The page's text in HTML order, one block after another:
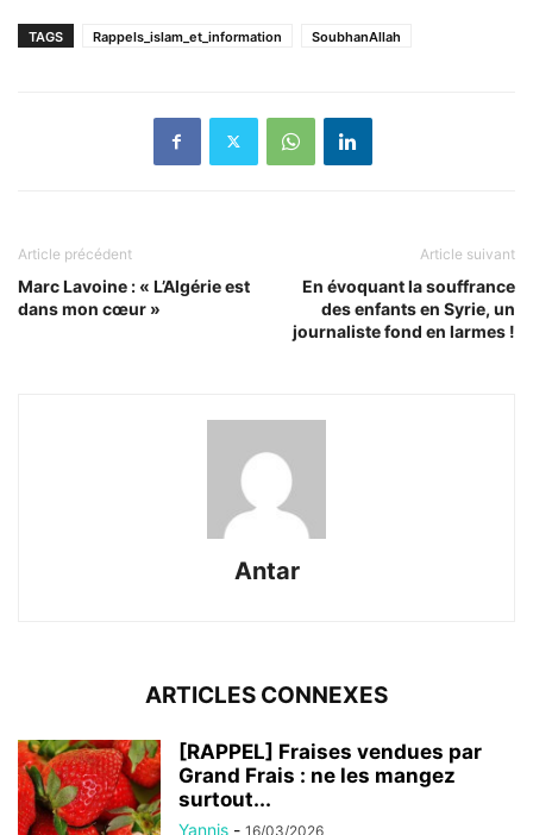
TAGS Rappels_islam_et_information SoubhanAllah
Article précédent
Marc Lavoine : « L’Algérie est
dans mon cœur »
Article suivant
En évoquant la souffrance
des enfants en Syrie, un
journaliste fond en larmes !
Antar
ARTICLES CONNEXES
[RAPPEL] Fraises vendues par
Grand Frais : ne les mangez
surtout...
Yannis - 16/03/2026